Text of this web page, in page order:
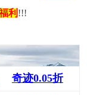
利 !!!
奇迹0.05折